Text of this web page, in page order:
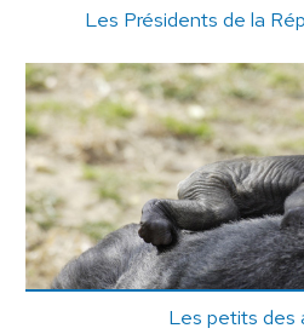
Les Présidents de la
Les petits des